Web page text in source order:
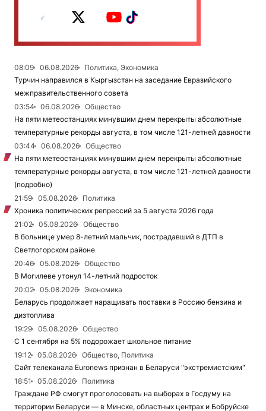
08:09 06.08.2026
Политика, Экономика
Турчин направился в Кыргызстан на заседание Евразийского
межправительственного совета
03:54
06.08.2026
Общество
На пяти метеостанциях минувшим днем перекрыты абсолютные
температурные рекорды августа, в том числе 121-летней давности
03:44
06.08.2026
Общество
На пяти метеостанциях минувшим днем перекрыты абсолютные
температурные рекорды августа, в том числе 121-летней давности
(подробно)
21:59
05.08.2026
Политика
Хроника политических репрессий за 5 августа 2026 года
21:02
05.08.2026
Общество
В больнице умер 8-летний мальчик, пострадавший в ДТП в
Светлогорском районе
20:46
05.08.2026
Общество
В Могилеве утонул 14-летний подросток
20:02
05.08.2026
Экономика
Беларусь продолжает наращивать поставки в Россию бензина и
дизтоплива
19:29
05.08.2026
Общество
С 1 сентября на 5% подорожает школьное питание
19:12
05.08.2026
Общество, Политика
Сайт телеканала Euronews признан в Беларуси "экстремистским"
18:51
05.08.2026
Политика
Граждане РФ смогут проголосовать на выборах в Госдуму на
территории Беларуси — в Минске, областных центрах и Бобруйске